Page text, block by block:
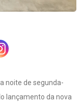
noite de segunda-
lançamento da nova